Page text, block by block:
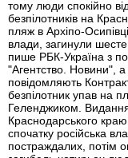
тому люди спокійно
безпілотників на
пляж в Архіпо-
влади, загинули
пише РБК-Україна з
"Агентство. Новини",
повідомляють
безпілотник упав на
Геленджиком.
Краснодарського
спочатку російська
постраждалих, потім